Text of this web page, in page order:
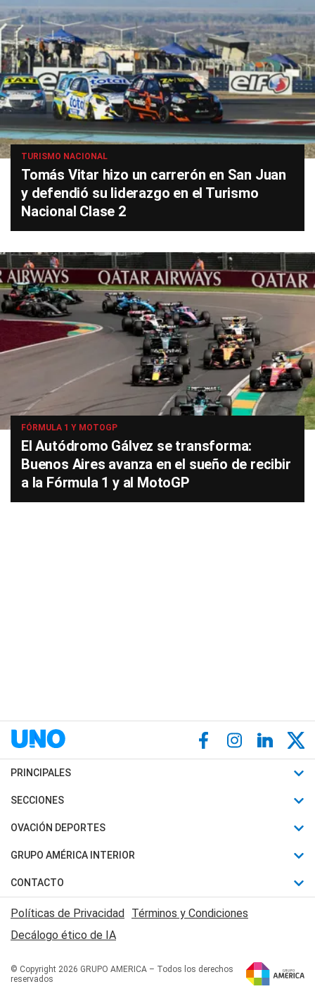
TURISMO NACIONAL
Tomás Vitar hizo un carrerón en San Juan
y defendió su liderazgo en el Turismo
Nacional Clase 2
FÓRMULA 1 Y MOTOGP
El Autódromo Gálvez se transforma:
Buenos Aires avanza en el sueño de recibir
a la Fórmula 1 y al MotoGP
PRINCIPALES
Últimas Noticias
Política
Judiciales
Economia
SECCIONES
Horóscopo
Motores
Trucos caseros
Series y Películas
Edictos y Solicitadas
OVACIÓN DEPORTES
Fútbol
Mundial
Automovilismo
Rugby
Básquet
GRUPO AMÉRICA INTERIOR
Canal 7 en Vivo
San Juan 8
CONTACTO
Acerca de Nosotros
Contactanos
Políticas de Privacidad Términos y Condiciones
Decálogo ético de IA
© Copyright 2026 GRUPO AMERICA – Todos los derechos
reservados